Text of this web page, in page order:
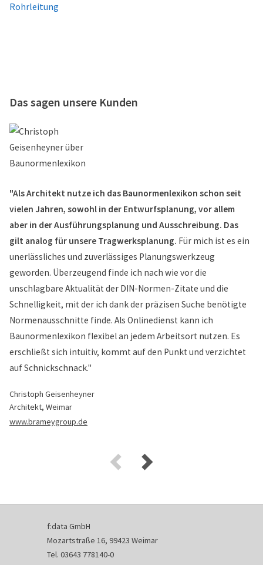
Rohrleitung
Das sagen unsere Kunden
"Als Architekt nutze ich das Baunormenlexikon schon seit
vielen Jahren, sowohl in der Entwurfsplanung, vor allem
aber in der Ausführungsplanung und Ausschreibung. Das
gilt analog für unsere Tragwerksplanung. Für mich ist es ein
unerlässliches und zuverlässiges Planungswerkzeug
geworden. Überzeugend finde ich nach wie vor die
unschlagbare Aktualität der DIN-Normen-Zitate und die
Schnelligkeit, mit der ich dank der präzisen Suche benötigte
Normenausschnitte finde. Als Onlinedienst kann ich
Baunormenlexikon flexibel an jedem Arbeitsort nutzen. Es
erschließt sich intuitiv, kommt auf den Punkt und verzichtet
auf Schnickschnack."
Christoph Geisenheyner
Architekt, Weimar
www.brameygroup.de
f:data GmbH
Mozartstraße 16, 99423 Weimar
Tel. 03643 778140-0